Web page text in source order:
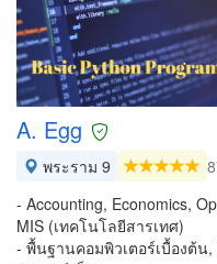
A. Egg
พระราม 9
- Accounting, Economics,
MIS (เทคโนโลยีสารเทศ)
- พื้นฐานคอมพิวเตอร์เบื้องต้น,